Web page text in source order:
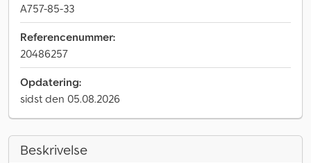
A757-85-33
Referencenummer:
20486257
Opdatering:
sidst den 05.08.2026
Beskrivelse